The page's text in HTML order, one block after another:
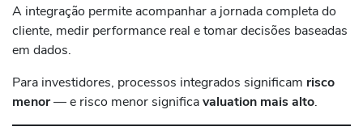
A integração permite acompanhar a jornada completa do
cliente, medir performance real e tomar decisões baseadas
em dados.
Para investidores, processos integrados significam risco
menor— e risco menor significavaluation mais alto.